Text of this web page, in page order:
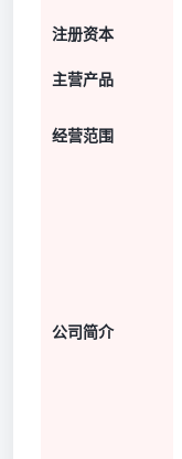
注册资本
主营产品
经营范围
公司简介